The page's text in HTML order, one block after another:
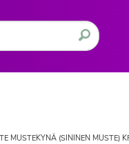
MUSTEKYNÄ (SININEN MUSTE)